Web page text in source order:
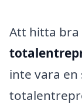
Att hitta
inte vara en